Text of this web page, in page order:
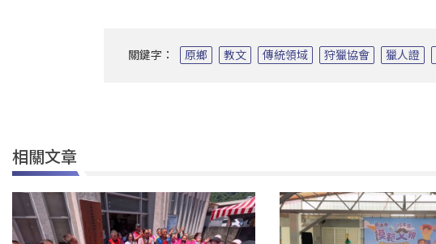
關鍵字： 原鄉 教文 傳統領域 狩獵協會 獵人證
相關文章